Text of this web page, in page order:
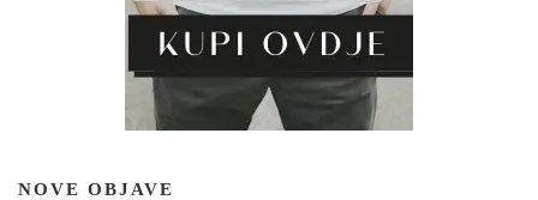
NOVE OBJAVE